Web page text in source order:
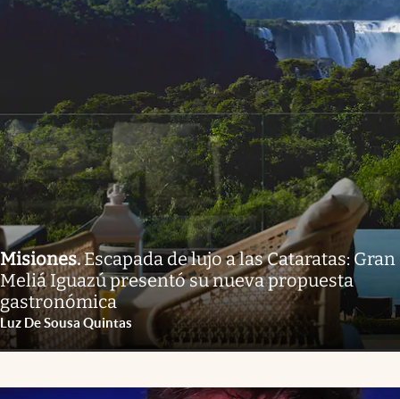
Misiones.Escapada de lujo a las Cataratas: Gran
Meliá Iguazú presentó su nueva propuesta
gastronómica
Luz De Sousa Quintas